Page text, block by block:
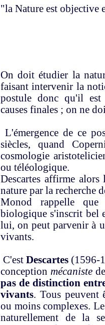
"la Nature est objective
On doit étudier la
faisant intervenir la
postule donc qu'il
causes finales ; on ne
L'émergence de ce
siècles, quand
cosmologie
ou téléologique.
Descartes affirme
nature par la recherche
Monod rappelle
biologique s'inscrit bel
lui, on peut parvenir à
vivants.
C'estDescartes (1596-
conception mécaniste
pas de distinction
vivants. Tous peuvent
ou moins complexes.
naturellement de la